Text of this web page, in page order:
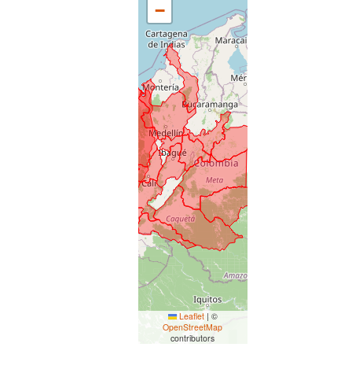
−
Leaflet | ©
OpenStreetMap
contributors